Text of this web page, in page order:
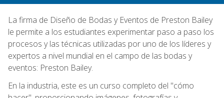
La firma de Diseño de Bodas y Eventos de Preston Bailey
le permite a los estudiantes experimentar paso a paso los
procesos y las técnicas utilizadas por uno de los líderes y
expertos a nivel mundial en el campo de las bodas y
eventos: Preston Bailey.
En la industria, este es un curso completo del "cómo